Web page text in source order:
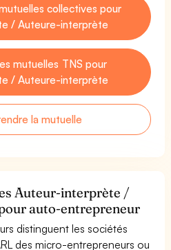
collectives pour
/ Auteure-interprète
mutuelles TNS pour
/ Auteure-interprète
la mutuelle
Auteur-interprète /
auto-entrepreneur
distinguent les sociétés
des micro-entrepreneurs ou